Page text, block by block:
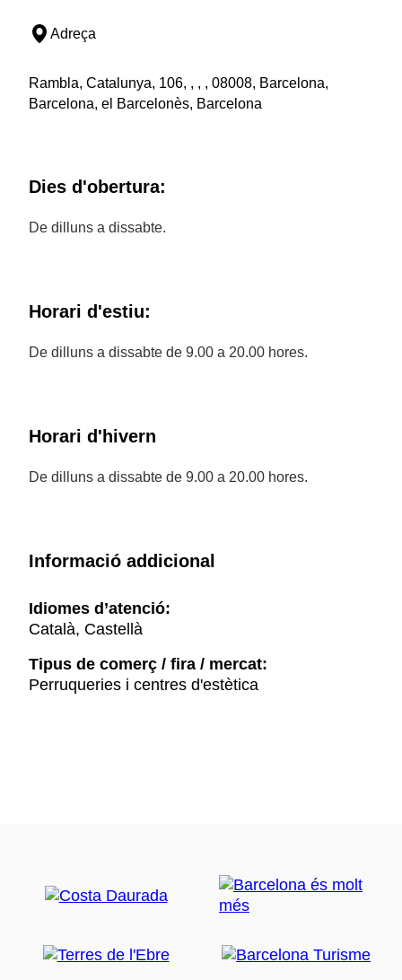
Adreça
Rambla, Catalunya, 106, , , , 08008, Barcelona,
Barcelona, el Barcelonès, Barcelona
Dies d'obertura:
De dilluns a dissabte.
Horari d'estiu:
De dilluns a dissabte de 9.00 a 20.00 hores.
Horari d'hivern
De dilluns a dissabte de 9.00 a 20.00 hores.
Informació addicional
Idiomes d’atenció:
Català, Castellà
Tipus de comerç / fira / mercat:
Perruqueries i centres d'estètica